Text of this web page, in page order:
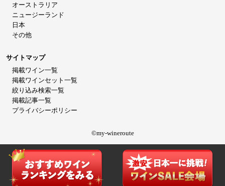
オーストラリア
ニュージーランド
日本
その他
サイトマップ
掲載ワイン一覧
掲載ワインセット一覧
絞り込み検索一覧
掲載記事一覧
プライバシーポリシー
©my-wineroute